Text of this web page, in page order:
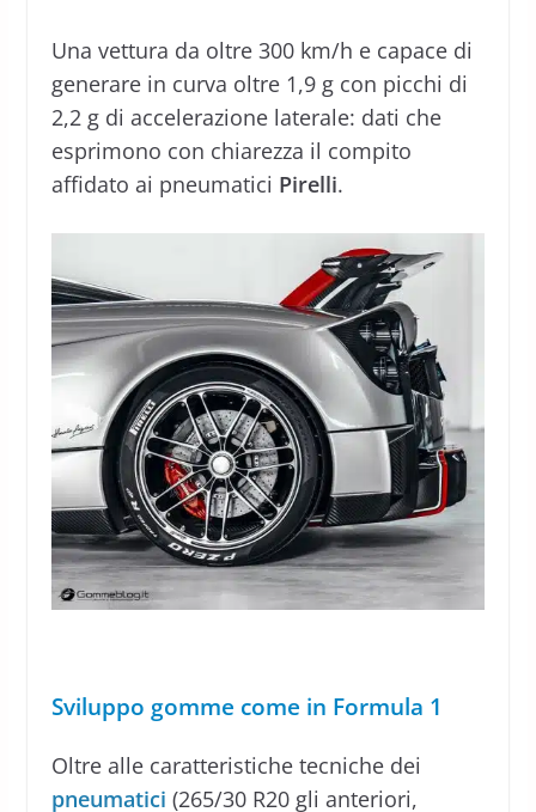
Una vettura da oltre 300 km/h e capace di
generare in curva oltre 1,9 g con picchi di
2,2 g di accelerazione laterale: dati che
esprimono con chiarezza il compito
affidato ai pneumatici Pirelli.
Sviluppo gomme come in Formula 1
Oltre alle caratteristiche tecniche dei
pneumatici (265/30 R20 gli anteriori,